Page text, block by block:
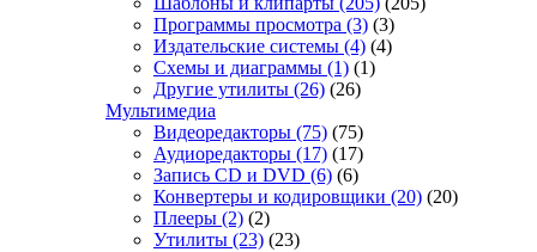
Программы просмотра (3) (3)
Издательские системы (4) (4)
Схемы и диаграммы (1) (1)
Другие утилиты (26) (26)
Мультимедиа
Видеоредакторы (75) (75)
Аудиоредакторы (17) (17)
Запись CD и DVD (6) (6)
Конвертеры и кодировщики (20) (20)
Плееры (2) (2)
Утилиты (23) (23)